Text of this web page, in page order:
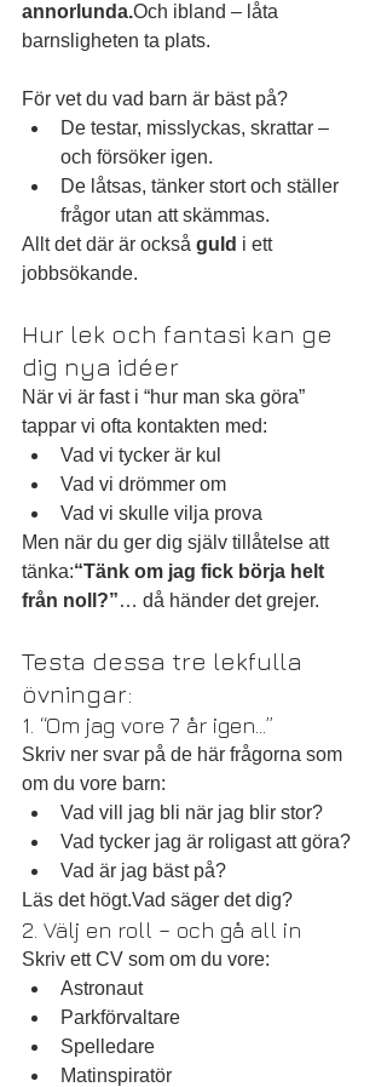
annorlunda.Och ibland – låta
barnsligheten ta plats.
För vet du vad barn är bäst på?
De testar, misslyckas, skrattar –
och försöker igen.
De låtsas, tänker stort och ställer
frågor utan att skämmas.
Allt det där är också guld i ett
jobbsökande.
Hur lek och fantasi kan ge
dig nya idéer
När vi är fast i “hur man ska göra”
tappar vi ofta kontakten med:
Vad vi tycker är kul
Vad vi drömmer om
Vad vi skulle vilja prova
Men när du ger dig själv tillåtelse att
tänka:“Tänk om jag fick börja helt
från noll?”… då händer det grejer.
Testa dessa tre lekfulla
övningar:
1. “Om jag vore 7 år igen…”
Skriv ner svar på de här frågorna som
om du vore barn:
Vad vill jag bli när jag blir stor?
Vad tycker jag är roligast att göra?
Vad är jag bäst på?
Läs det högt.Vad säger det dig?
2. Välj en roll – och gå all in
Skriv ett CV som om du vore:
Astronaut
Parkförvaltare
Spelledare
Matinspiratör